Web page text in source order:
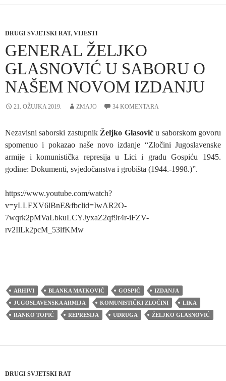
DRUGI SVJETSKI RAT, VIJESTI
GENERAL ŽELJKO
GLASNOVIĆ U SABORU O
NAŠEM NOVOM IZDANJU
21. OŽUJKA 2019. ZMAJO 34 KOMENTARA
Nezavisni saborski zastupnik Željko Glasoviću saborskom govoru
spomenuo i pokazao naše novo izdanje “Zločini Jugoslavenske
armije i komunistička represija u Lici i gradu Gospiću 1945.
godine: Dokumenti, svjedočanstva i grobišta (1944.-1998.)”.
https://www.youtube.com/watch?
v=yLLFXV6lBnE&fbclid=IwAR2O-
7wqrk2pMVaLbkuLCYJyxaZ2qf9r4r-iFZV-
rv2IlLk2pcM_53lfKMw
ARHIVI BLANKA MATKOVIĆ GOSPIĆ
IZDANJA
JUGOSLAVENSKA ARMIJA
KOMUNISTIČKI ZLOČINI
LIKA
RANKO TOPIĆ
REPRESIJA UDRUGA ŽELJKO GLASNOVIĆ
DRUGI SVJETSKI RAT